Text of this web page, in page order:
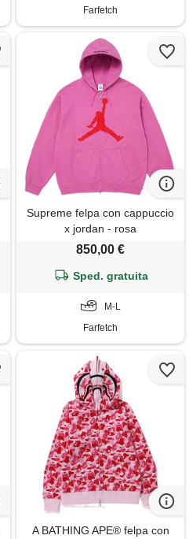
Farfetch
Supreme felpa con cappuccio
x jordan - rosa
850,00 €
Sped. gratuita
M-L
Farfetch
A BATHING APE® felpa con